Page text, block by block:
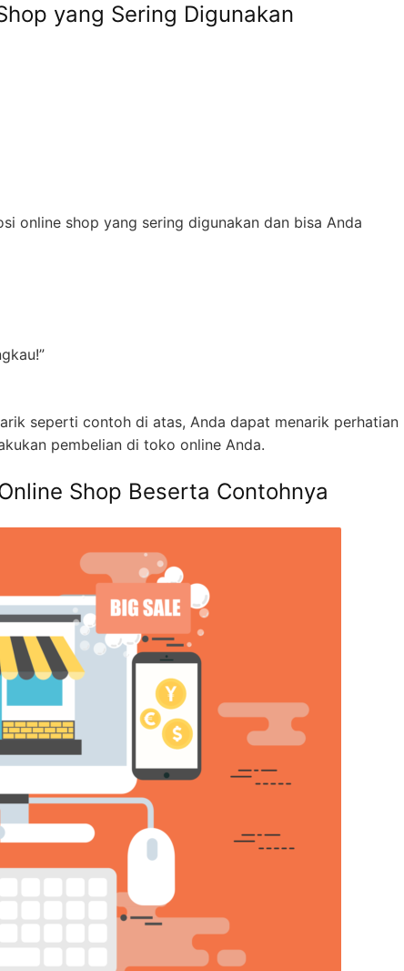
yang Sering Digunakan
online shop yang sering digunakan dan bisa Anda
seperti contoh di atas, Anda dapat menarik perhatian
pembelian di toko online Anda.
Shop Beserta Contohnya